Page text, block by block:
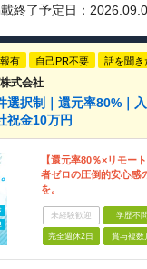
終了予定日：
有 自己PR不要 話を聞き
式会社
選択制｜還元率80%｜
祝金10万円
【還元率80％×リモー
者ゼロの圧倒的安心感
を。
未経験歓迎 学歴不問
完全週休2日 賞与複数